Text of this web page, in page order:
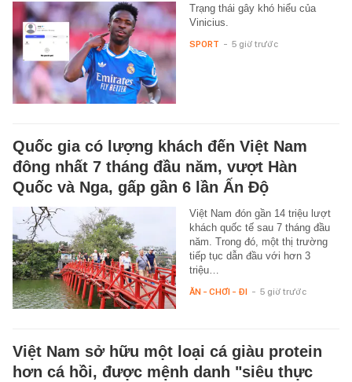
Trạng thái gây khó hiểu của
Vinicius.
SPORT - 5 giờ trước
Quốc gia có lượng khách đến Việt Nam
đông nhất 7 tháng đầu năm, vượt Hàn
Quốc và Nga, gấp gần 6 lần Ấn Độ
Việt Nam đón gần 14 triệu lượt
khách quốc tế sau 7 tháng đầu
năm. Trong đó, một thị trường
tiếp tục dẫn đầu với hơn 3
triệu…
ĂN - CHƠI - ĐI - 5 giờ trước
Việt Nam sở hữu một loại cá giàu protein
hơn cá hồi, được mệnh danh "siêu thực